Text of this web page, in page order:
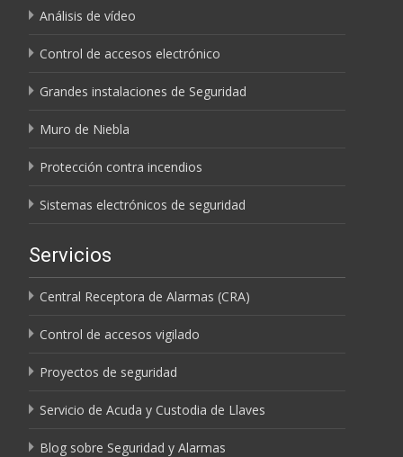
Análisis de vídeo
Control de accesos electrónico
Grandes instalaciones de Seguridad
Muro de Niebla
Protección contra incendios
Sistemas electrónicos de seguridad
Servicios
Central Receptora de Alarmas (CRA)
Control de accesos vigilado
Proyectos de seguridad
Servicio de Acuda y Custodia de Llaves
Blog sobre Seguridad y Alarmas